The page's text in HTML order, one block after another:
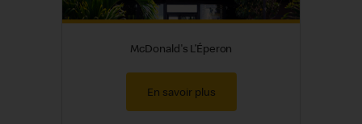
McDonald's L’Éperon
En savoir plus